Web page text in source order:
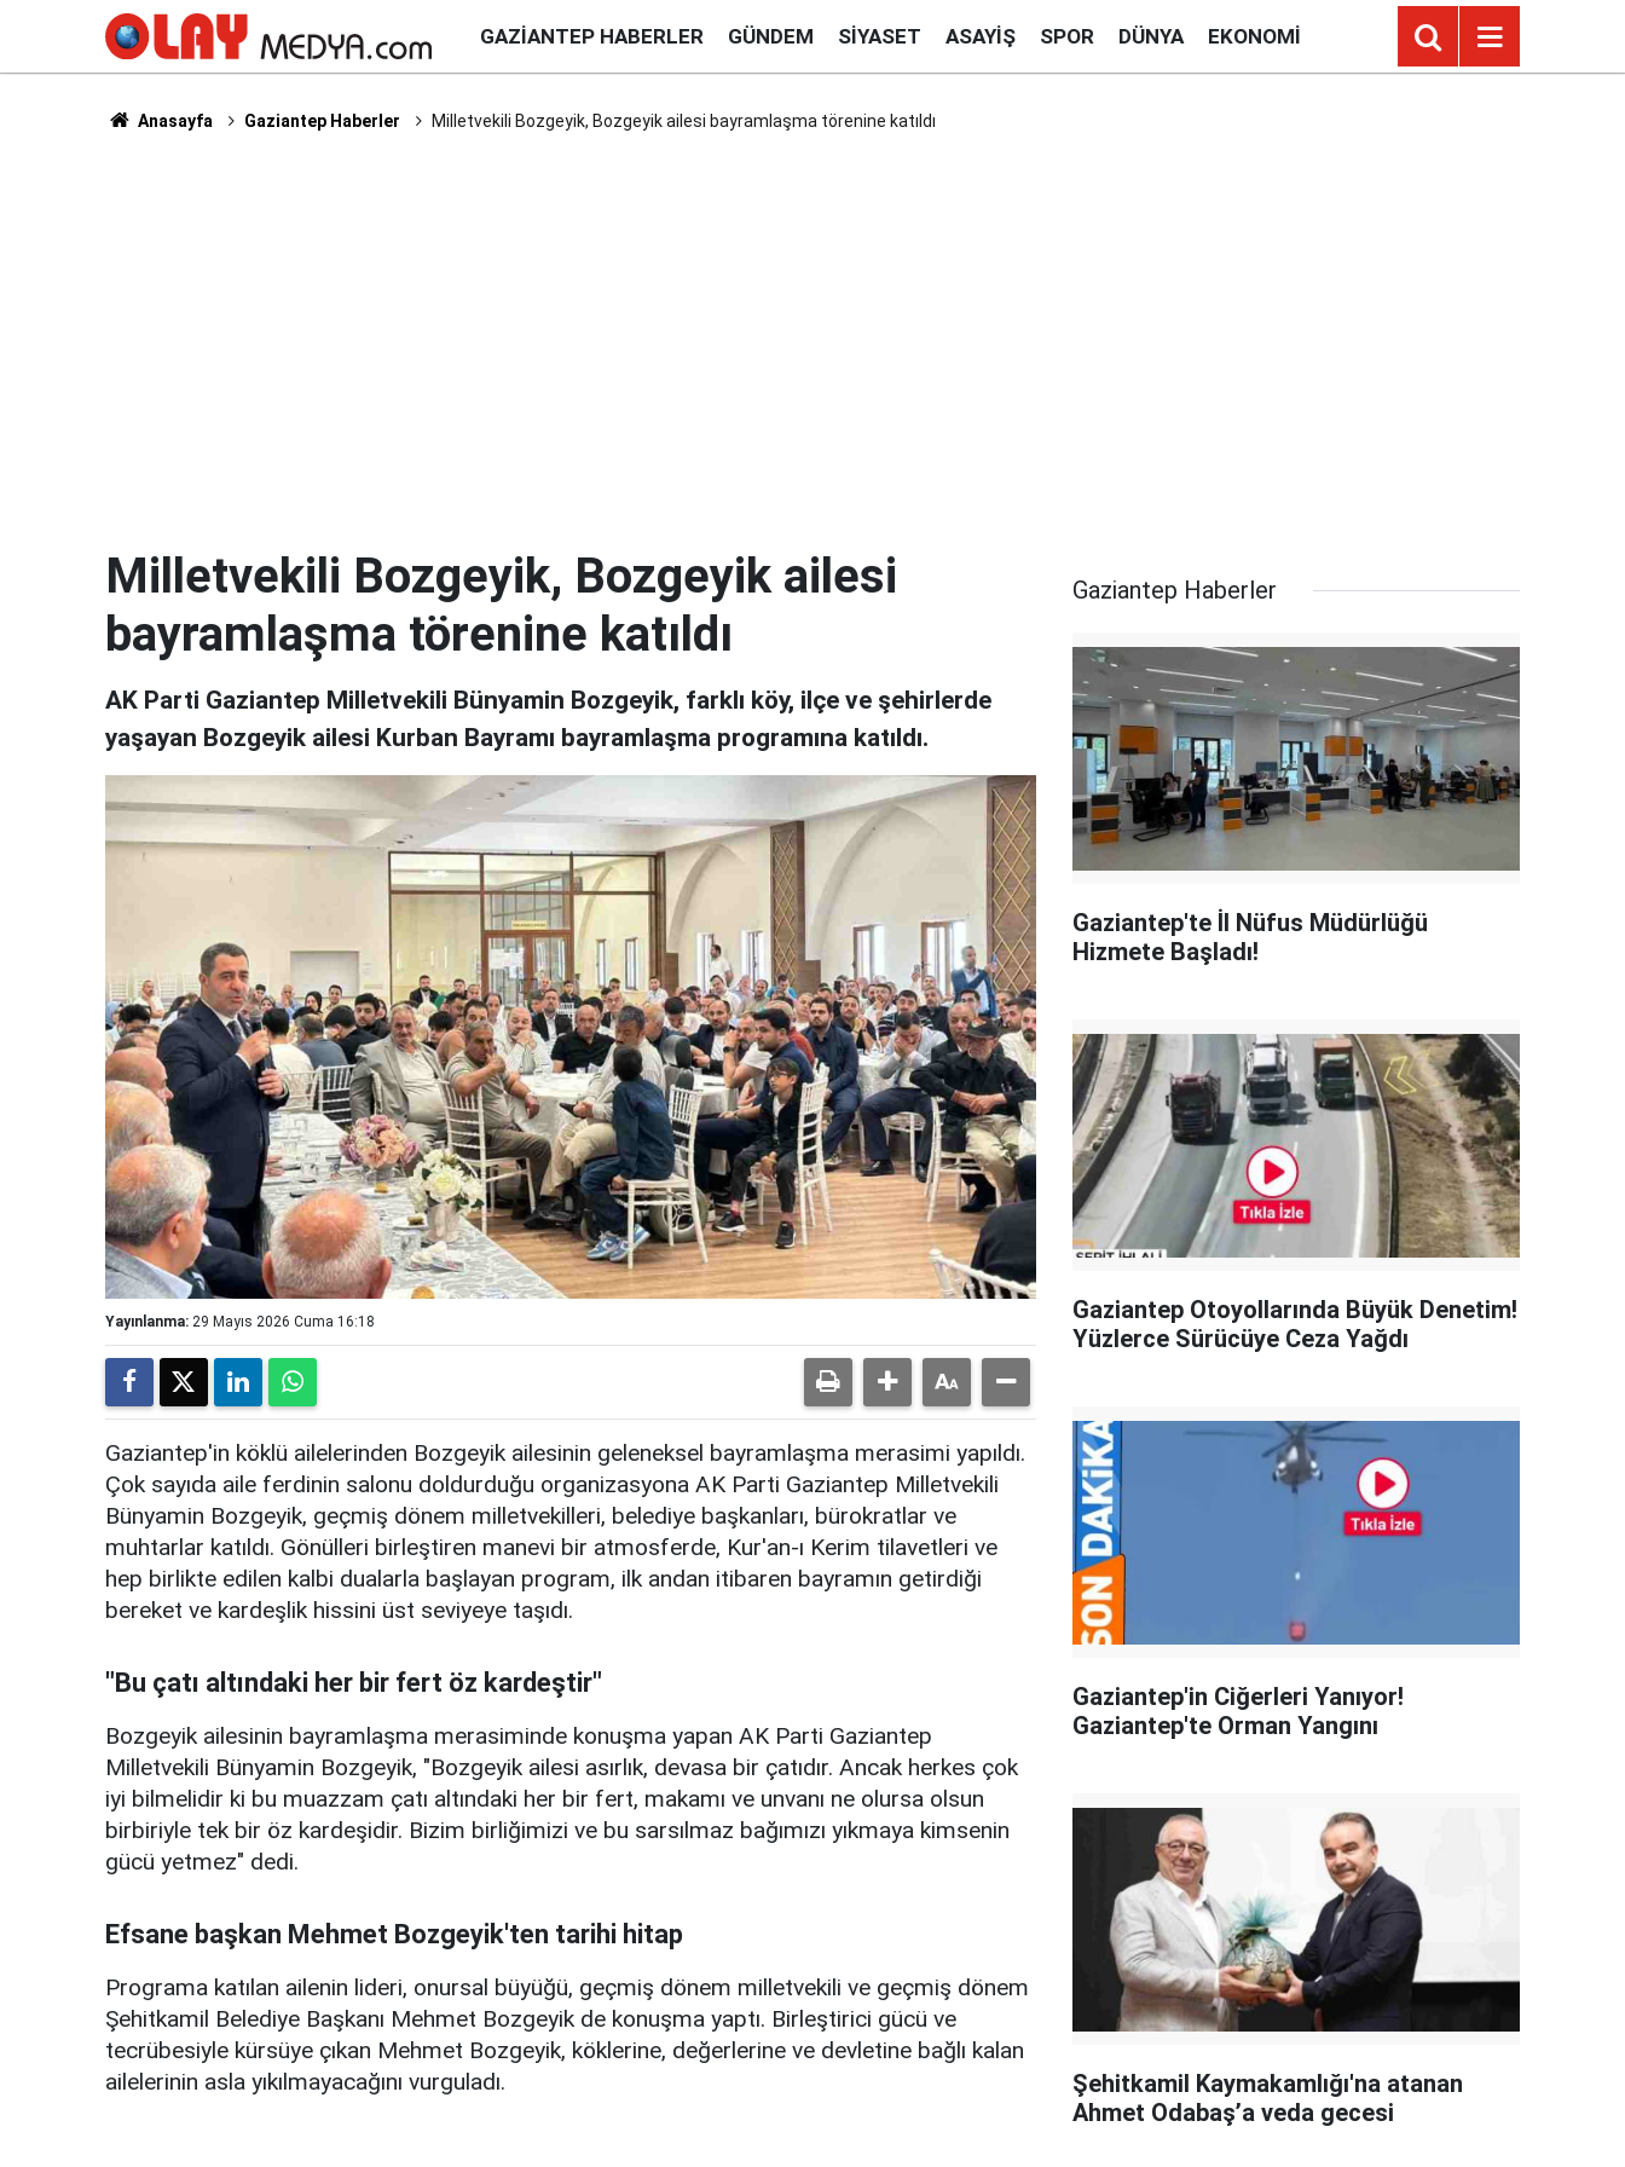
GAZIANTEP HABERLER GÜNDEM SIYASET ASAYIŞ SPOR DÜNYA EKONOMI
Anasayfa Gaziantep Haberler Milletvekili Bozgeyik, Bozgeyik ailesi bayramlaşma törenine katıldı
Milletvekili Bozgeyik, Bozgeyik ailesi
bayramlaşma törenine katıldı
AK Parti Gaziantep Milletvekili Bünyamin Bozgeyik, farklı köy, ilçe ve şehirlerde
yaşayan Bozgeyik ailesi Kurban Bayramı bayramlaşma programına katıldı.
Yayınlanma: 29 Mayıs 2026 Cuma 16:18
Gaziantep'in köklü ailelerinden Bozgeyik ailesinin geleneksel bayramlaşma merasimi yapıldı.
Çok sayıda aile ferdinin salonu doldurduğu organizasyona AK Parti Gaziantep Milletvekili
Bünyamin Bozgeyik, geçmiş dönem milletvekilleri, belediye başkanları, bürokratlar ve
muhtarlar katıldı. Gönülleri birleştiren manevi bir atmosferde, Kur'an-ı Kerim tilavetleri ve
hep birlikte edilen kalbi dualarla başlayan program, ilk andan itibaren bayramın getirdiği
bereket ve kardeşlik hissini üst seviyeye taşıdı.
"Bu çatı altındaki her bir fert öz kardeştir"
Bozgeyik ailesinin bayramlaşma merasiminde konuşma yapan AK Parti Gaziantep
Milletvekili Bünyamin Bozgeyik, "Bozgeyik ailesi asırlık, devasa bir çatıdır. Ancak herkes çok
iyi bilmelidir ki bu muazzam çatı altındaki her bir fert, makamı ve unvanı ne olursa olsun
birbiriyle tek bir öz kardeşidir. Bizim birliğimizi ve bu sarsılmaz bağımızı yıkmaya kimsenin
gücü yetmez" dedi.
Efsane başkan Mehmet Bozgeyik'ten tarihi hitap
Programa katılan ailenin lideri, onursal büyüğü, geçmiş dönem milletvekili ve geçmiş dönem
Şehitkamil Belediye Başkanı Mehmet Bozgeyik de konuşma yaptı. Birleştirici gücü ve
tecrübesiyle kürsüye çıkan Mehmet Bozgeyik, köklerine, değerlerine ve devletine bağlı kalan
ailelerinin asla yıkılmayacağını vurguladı.
Gaziantep Haberler
Gaziantep'te İl Nüfus Müdürlüğü
Hizmete Başladı!
Gaziantep Otoyollarında Büyük Denetim!
Yüzlerce Sürücüye Ceza Yağdı
Gaziantep'in Ciğerleri Yanıyor!
Gaziantep'te Orman Yangını
Şehitkamil Kaymakamlığı'na atanan
Ahmet Odabaş’a veda gecesi